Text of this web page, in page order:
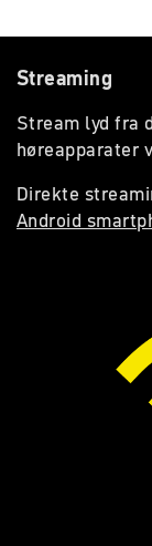
Streaming
Stream lyd fra
høreapparater
Direkte
Android